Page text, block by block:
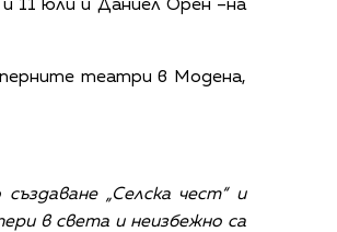
11 юли и Даниел Орен –на
театри в Модена,
„Селска чест“ и
в света и неизбежно са